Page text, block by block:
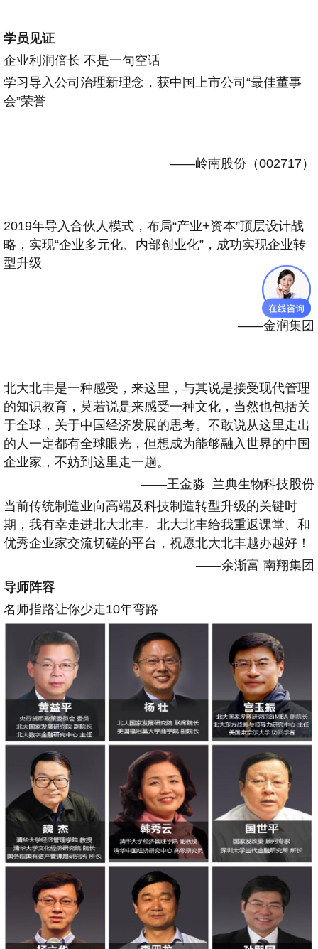
学员见证
企业利润倍长 不是一句空话
学习导入公司治理新理念，获中国上市公司“最佳董事
会”荣誉
——岭南股份（002717）
2019年导入合伙人模式，布局“产业+资本”顶层设计战
略，实现“企业多元化、内部创业化”，成功实现企业转
型升级
——金润集团
北大北丰是一种感受，来这里，与其说是接受现代管理
的知识教育，莫若说是来感受一种文化，当然也包括关
于全球，关于中国经济发展的思考。不敢说从这里走出
的人一定都有全球眼光，但想成为能够融入世界的中国
企业家，不妨到这里走一趟。
——王金淼 兰典生物科技股份
当前传统制造业向高端及科技制造转型升级的关键时
期，我有幸走进北大北丰。北大北丰给我重返课堂、和
优秀企业家交流切磋的平台，祝愿北大北丰越办越好！
——余渐富 南翔集团
导师阵容
名师指路让你少走10年弯路